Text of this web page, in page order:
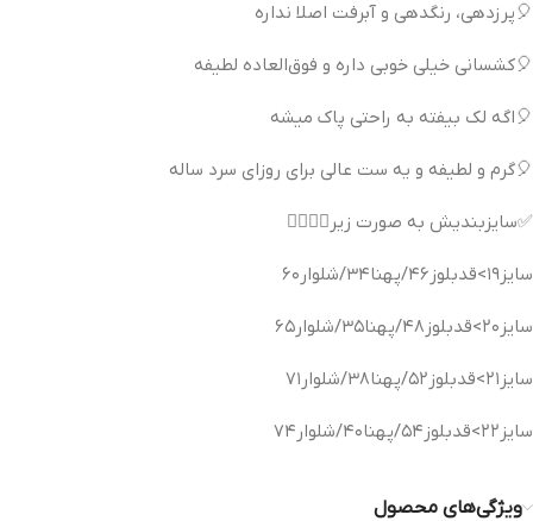
🎈پرزدهی، رنگدهی و آبرفت اصلا نداره
🎈کشسانی خیلی خوبی داره و فوق‌العاده لطیفه
🎈اگه لک بیفته به راحتی پاک میشه
🎈گرم و لطیفه و یه ست عالی برای روزای سرد ساله
✅سایزبندیش به صورت زیر👇🏻👇🏻
سایز۱۹>قدبلوز۴۶/پهنا۳۴/شلوار۶۰
سایز۲۰>قدبلوز۴۸/پهنا۳۵/شلوار۶۵
سایز۲۱>قدبلوز۵۲/پهنا۳۸/شلوار۷۱
سایز۲۲>قدبلوز۵۴/پهنا۴۰/شلوار۷۴
ویژگی‌های محصول